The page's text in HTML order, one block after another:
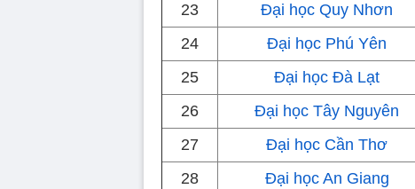
23
Đại học Quy Nhơn
24
Đại học Phú Yên
25
Đại học Đà Lạt
26
Đại học Tây Nguyên
27
Đại học Cần Thơ
28
Đại học An Giang